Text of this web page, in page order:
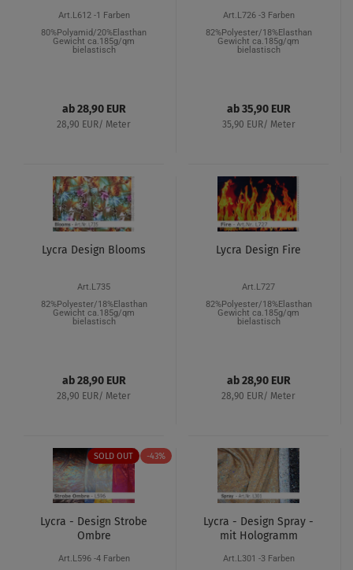
Art.L612 -1 Farben
80%Polyamid/20%Elasthan
Gewicht ca.185g/qm
bielastisch
ab 28,90 EUR
28,90 EUR/ Meter
Art.L726 -3 Farben
82%Polyester/18%Elasthan
Gewicht ca.185g/qm
bielastisch
ab 35,90 EUR
35,90 EUR/ Meter
Lycra Design Blooms
Art.L735
82%Polyester/18%Elasthan
Gewicht ca.185g/qm
bielastisch
ab 28,90 EUR
28,90 EUR/ Meter
Lycra Design Fire
Art.L727
82%Polyester/18%Elasthan
Gewicht ca.185g/qm
bielastisch
ab 28,90 EUR
28,90 EUR/ Meter
SOLD OUT -43%
Lycra - Design Strobe
Ombre
Art.L596 -4 Farben
Lycra - Design Spray -
mit Hologramm
Art.L301 -3 Farben